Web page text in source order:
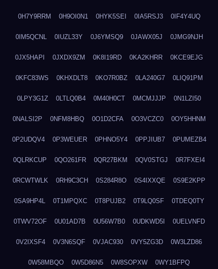
0H7Y9RRM 0H9OI0N1 0HYK5SEI 0IA5RSJ3 0IF4Y4UQ
0IM5QCNL 0IUZL33Y 0J6YMSQ9 0JAWX05J 0JMG9NJH
0JX5HAPI 0JXDX9ZM 0K8I19RD 0KA2KHRR 0KCE9EJG
0KFC83WS 0KHXDLT8 0KO7R0BZ 0LA240G7 0LIQ91PM
0LPY3G1Z 0LTLQ0B4 0M40H0CT 0MCMJJJP 0N1LZI50
0NALSI2P 0NFM8HBQ 0O1D2CFA 0O3VCZC0 0OY5HHNM
0P2UDQV4 0P3WEUER 0PHNO5Y4 0PPJIUB7 0PUMEZB4
0QLRKCUP 0QO261FR 0QR27BKM 0QV0STGJ 0R7FXEI4
0RCWTWLK 0RH9C3CH 0S284R8O 0S4IXXQE 0S9E2KPP
0SA9HP4L 0T1MPQXC 0T8PUJB2 0T9LQ0SF 0TDEQ0TY
0TWV72OF 0U01AD7B 0U56W7B0 0UDKWD5I 0UELVNFD
0V2IXSF4 0V3N6SQF 0VJAC930 0VY5ZG3D 0W3LZD86
0W58MBQO 0W5D86N5 0W8SOPXW 0WY1BFPQ